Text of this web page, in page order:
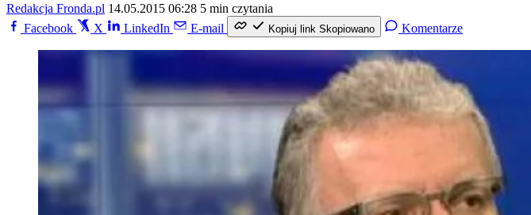
Redakcja Fronda.pl 14.05.2015 06:28 5 min czytania
Facebook
X LinkedIn E-mail Kopiuj link Skopiowano Komentarze